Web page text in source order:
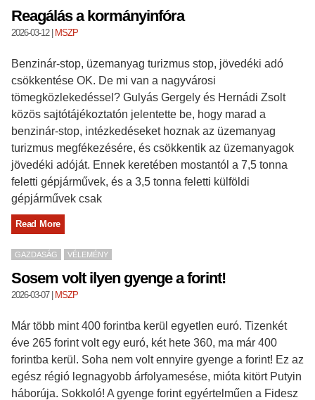
Reagálás a kormányinfóra
2026-03-12| MSZP
Benzinár-stop, üzemanyag turizmus stop, jövedéki adó
csökkentése OK. De mi van a nagyvárosi
tömegközlekedéssel? Gulyás Gergely és Hernádi Zsolt
közös sajtótájékoztatón jelentette be, hogy marad a
benzinár-stop, intézkedéseket hoznak az üzemanyag
turizmus megfékezésére, és csökkentik az üzemanyagok
jövedéki adóját. Ennek keretében mostantól a 7,5 tonna
feletti gépjárművek, és a 3,5 tonna feletti külföldi
gépjárművek csak
Read More
GAZDASÁG VÉLEMÉNY
Sosem volt ilyen gyenge a forint!
2026-03-07| MSZP
Már több mint 400 forintba kerül egyetlen euró. Tizenkét
éve 265 forint volt egy euró, két hete 360, ma már 400
forintba kerül. Soha nem volt ennyire gyenge a forint! Ez az
egész régió legnagyobb árfolyamesése, mióta kitört Putyin
háborúja. Sokkoló! A gyenge forint egyértelműen a Fidesz